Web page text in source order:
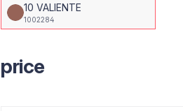
10 VALIENTE
1002284
price